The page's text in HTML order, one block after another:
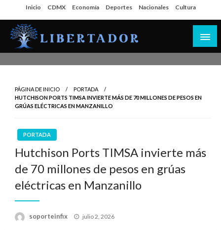
al
contenido
Inicio CDMX Economía Deportes Nacionales Cultura
PÁGINA DE INICIO
PORTADA
HUTCHISON PORTS TIMSA INVIERTE MÁS DE 70 MILLONES DE PESOS EN
GRÚAS ELÉCTRICAS EN MANZANILLO
PORTADA
Hutchison Ports TIMSA invierte más
de 70 millones de pesos en grúas
eléctricas en Manzanillo
soporteinfix
Publicado
julio 2, 2026